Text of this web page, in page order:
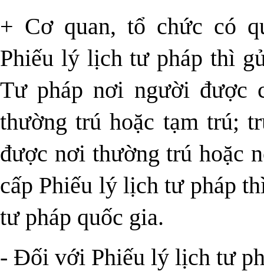
+ Cơ quan, tổ chức có
Phiếu lý lịch tư pháp thì
Tư pháp nơi người được
thường trú hoặc tạm trú;
được nơi thường trú hoặc
cấp Phiếu lý lịch tư pháp
tư pháp quốc gia.
- Đối với Phiếu lý lịch tư